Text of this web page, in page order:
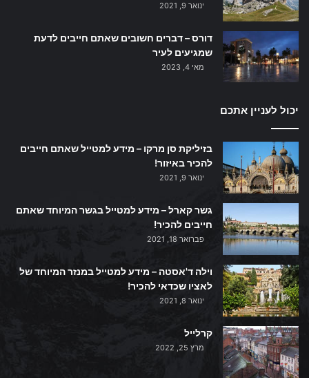
ינואר 9, 2021
דורס – דברים חשובים שאתם חייבים לדעת
שמגיעים לעיר
מאי 4, 2023
יכול לעניין אתכם
בזיליקת סן מרקו – מידע למטייל שאתם חייבים
להכיר באיזור!
ינואר 9, 2021
גשר קארל – מידע למטייל בגשר המיוחד שאתם
חייבים להכיר!
פברואר 18, 2021
וילה ד'אסטה – מידע למטייל במנזר המיוחד של
לאציו שכדאי להכיר!
ינואר 8, 2021
קרלייל
מרץ 25, 2022